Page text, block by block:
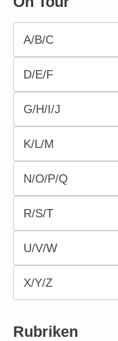
A/B/C
D/E/F
G/H/I/J
K/L/M
N/O/P/Q
R/S/T
U/V/W
X/Y/Z
Rubriken